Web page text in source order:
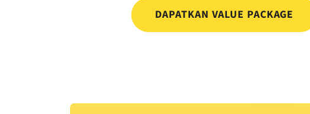
DAPATKAN VALUE PACKAGE